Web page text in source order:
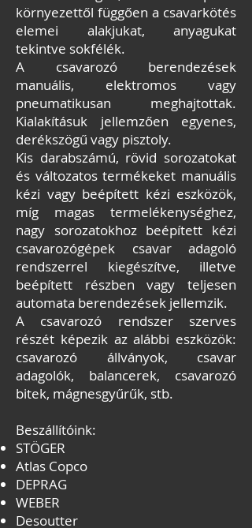
környezettől függően a csavarkötés
elemei alakjukat, anyagukat
tekintve sokfélék.
A csavarozó berendezések
manuális, elektromos vagy
pneumatikusan meghajtottak.
Kialakításuk jellemzően egyenes,
derékszögű vagy pisztoly.
Kis darabszámú, rövid sorozatokat
és változatos termékeket manuális
kézi vagy beépített kézi eszközök,
míg magas termelékenységhez,
nagy sorozatokhoz beépített kézi
csavarozógépek csavar adagoló
rendszerrel kiegészítve, illetve
beépített részben vagy teljesen
automata berendezések jellemzik.
A csavarozó rendszer szerves
részét képezik az alábbi eszközök:
csavarozó állványok, csavar
adagolók, balancerek, csavarozó
bitek, mágnesgyűrűk, stb.
Beszállítóink:
STÖGER
Atlas Copco
DEPRAG
WEBER
Desoutter